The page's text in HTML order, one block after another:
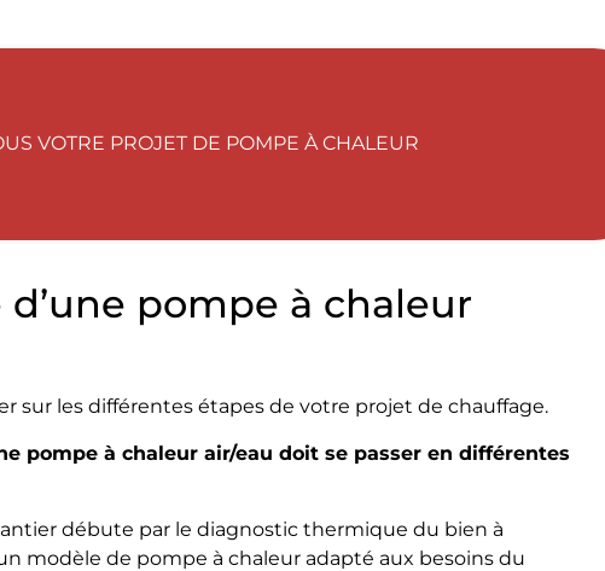
VOTRE PROJET DE POMPE À CHALEUR
d’une pompe à chaleur
sur les différentes étapes de votre projet de chauffage.
pompe à chaleur air/eau doit se passer en différentes
débute par le diagnostic thermique du bien à
modèle de pompe à chaleur adapté aux besoins du